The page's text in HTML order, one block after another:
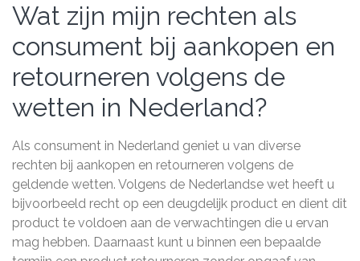
Wat zijn mijn rechten als
consument bij aankopen en
retourneren volgens de
wetten in Nederland?
Als consument in Nederland geniet u van diverse
rechten bij aankopen en retourneren volgens de
geldende wetten. Volgens de Nederlandse wet heeft u
bijvoorbeeld recht op een deugdelijk product en dient dit
product te voldoen aan de verwachtingen die u ervan
mag hebben. Daarnaast kunt u binnen een bepaalde